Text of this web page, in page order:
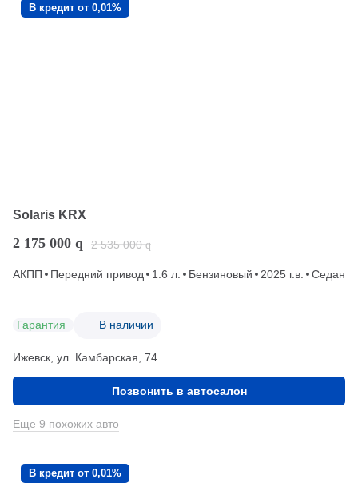
В кредит от 0,01%
Solaris KRX
2 175 000 q 2 535 000 q
АКПП Передний привод 1.6 л. Бензиновый 2025 г.в. Седан
Гарантия В наличии
Ижевск, ул. Камбарская, 74
Позвонить в автосалон
Еще 9 похожих авто
В кредит от 0,01%